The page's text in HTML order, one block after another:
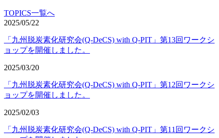
TOPICS一覧へ
2025/05/22
「九州脱炭素化研究会(Q-DeCS) with Q-PIT」第13回ワークシ
ョップを開催しました。
2025/03/20
「九州脱炭素化研究会(Q-DeCS) with Q-PIT」第12回ワークシ
ョップを開催しました。
2025/02/03
「九州脱炭素化研究会(Q-DeCS) with Q-PIT」第11回ワークシ